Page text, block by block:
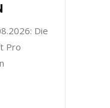
Die
Pro